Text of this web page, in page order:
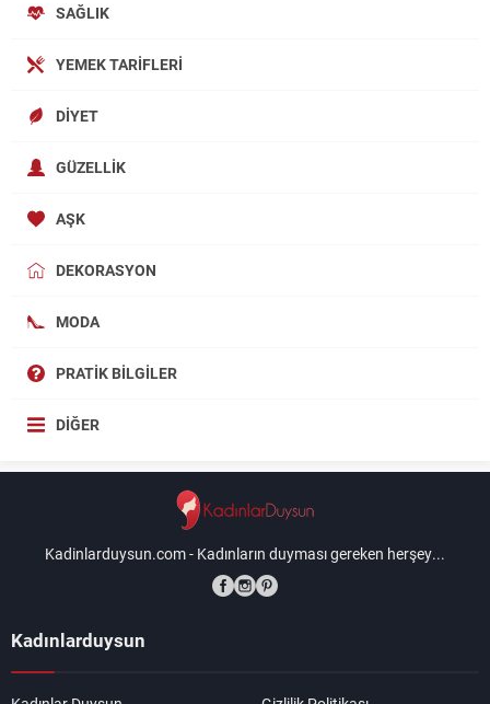
SAĞLIK
YEMEK TARIFLERI
DIYET
GÜZELLIK
AŞK
DEKORASYON
MODA
PRATIK BILGILER
DIĞER
Kadinlarduysun.com - Kadınların duyması gereken herşey...
Kadınlarduysun